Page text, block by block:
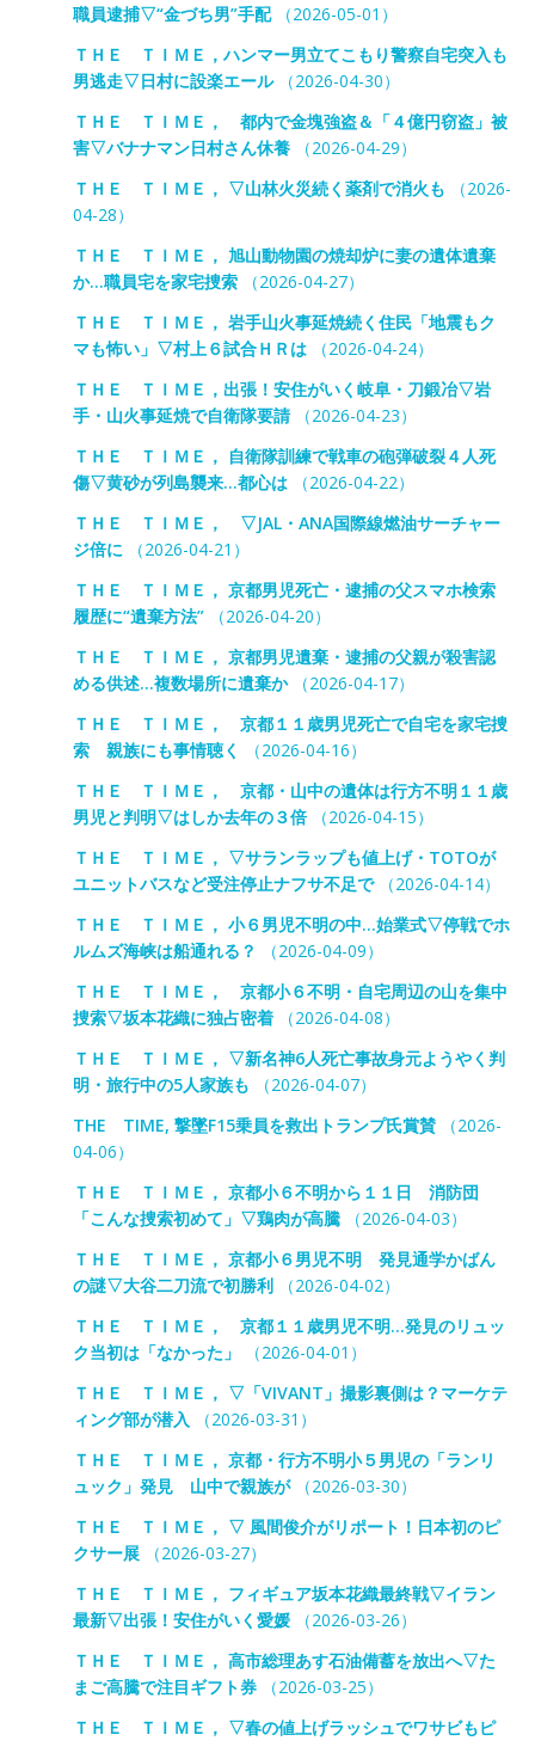
職員逮捕▽“金づち男”手配（2026-05-01）
ＴＨＥ ＴＩＭＥ，ハンマー男立てこもり警察自宅突入も
男逃走▽日村に設楽エール（2026-04-30）
ＴＨＥ ＴＩＭＥ， 都内で金塊強盗＆「４億円窃盗」被
害▽バナナマン日村さん休養（2026-04-29）
ＴＨＥ ＴＩＭＥ， ▽山林火災続く薬剤で消火も （2026-
04-28）
ＴＨＥ ＴＩＭＥ， 旭山動物園の焼却炉に妻の遺体遺棄
か…職員宅を家宅捜索（2026-04-27）
ＴＨＥ ＴＩＭＥ， 岩手山火事延焼続く住民「地震もク
マも怖い」▽村上６試合ＨＲは（2026-04-24）
ＴＨＥ ＴＩＭＥ，出張！安住がいく岐阜・刀鍛冶▽岩
手・山火事延焼で自衛隊要請（2026-04-23）
ＴＨＥ ＴＩＭＥ， 自衛隊訓練で戦車の砲弾破裂４人死
傷▽黄砂が列島襲来…都心は（2026-04-22）
ＴＨＥ ＴＩＭＥ， ▽JAL・ANA国際線燃油サーチャー
ジ倍に （2026-04-21）
ＴＨＥ ＴＩＭＥ， 京都男児死亡・逮捕の父スマホ検索
履歴に“遺棄方法”（2026-04-20）
ＴＨＥ ＴＩＭＥ， 京都男児遺棄・逮捕の父親が殺害認
める供述…複数場所に遺棄か（2026-04-17）
ＴＨＥ ＴＩＭＥ， 京都１１歳男児死亡で自宅を家宅捜
索 親族にも事情聴く
（2026-04-16）
ＴＨＥ ＴＩＭＥ， 京都・山中の遺体は行方不明１１歳
男児と判明▽はしか去年の３倍（2026-04-15）
ＴＨＥ ＴＩＭＥ， ▽サランラップも値上げ・TOTOが
ユニットバスなど受注停止ナフサ不足で（2026-04-14）
ＴＨＥ ＴＩＭＥ， 小６男児不明の中…始業式▽停戦でホ
ルムズ海峡は船通れる？
（2026-04-09）
ＴＨＥ ＴＩＭＥ， 京都小６不明・自宅周辺の山を集中
捜索▽坂本花織に独占密着（2026-04-08）
ＴＨＥ ＴＩＭＥ， ▽新名神6人死亡事故身元ようやく判
明・旅行中の5人家族も （2026-04-07）
THE TIME, 撃墜F15乗員を救出トランプ氏賞賛（2026-
04-06）
ＴＨＥ ＴＩＭＥ， 京都小６不明から１１日 消防団
「こんな捜索初めて」▽鶏肉が高騰（2026-04-03）
ＴＨＥ ＴＩＭＥ， 京都小６男児不明 発見通学かばん
の謎▽大谷二刀流で初勝利（2026-04-02）
ＴＨＥ ＴＩＭＥ， 京都１１歳男児不明…発見のリュッ
ク当初は「なかった」
（2026-04-01）
ＴＨＥ ＴＩＭＥ， ▽「VIVANT」撮影裏側は？マーケテ
ィング部が潜入
（2026-03-31）
ＴＨＥ ＴＩＭＥ， 京都・行方不明小５男児の「ランリ
ュック」発見 山中で親族が（2026-03-30）
ＴＨＥ ＴＩＭＥ， ▽ 風間俊介がリポート！日本初のピ
クサー展（2026-03-27）
ＴＨＥ ＴＩＭＥ， フィギュア坂本花織最終戦▽イラン
最新▽出張！安住がいく愛媛（2026-03-26）
ＴＨＥ ＴＩＭＥ， 高市総理あす石油備蓄を放出へ▽た
まご高騰で注目ギフト券（2026-03-25）
ＴＨＥ ＴＩＭＥ， ▽春の値上げラッシュでワサビもピ